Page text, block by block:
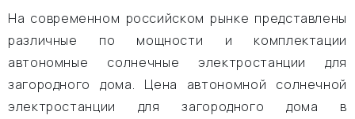
На современном российском рынке представлены
различные по мощности и комплектации
автономные солнечные электростанции для
загородного дома. Цена автономной солнечной
электростанции для загородного дома в